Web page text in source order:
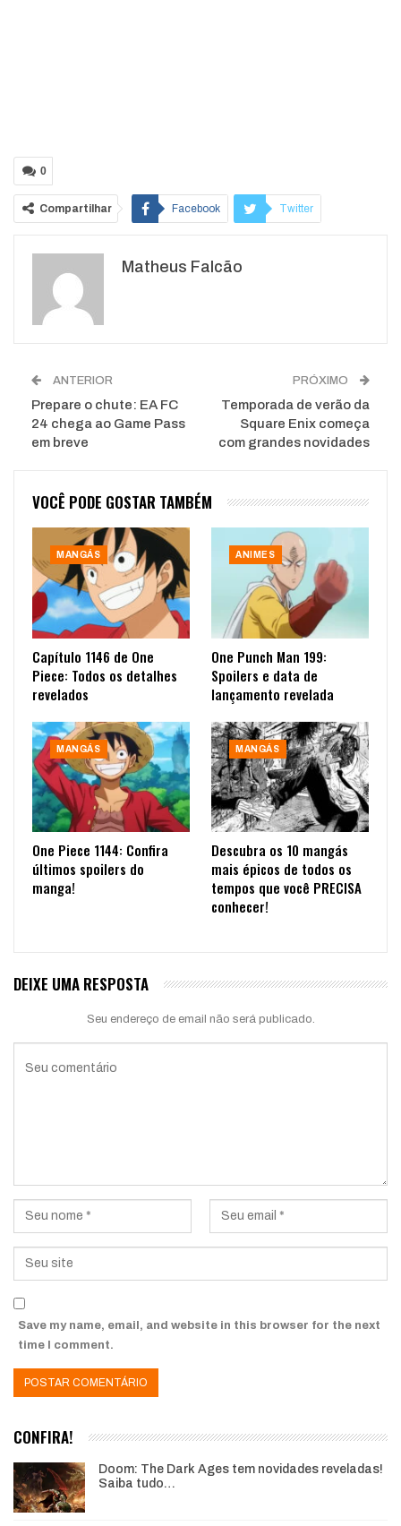
0
Compartilhar Facebook Twitter
WhatsApp
Matheus Falcão
ANTERIOR
Prepare o chute: EA FC
24 chega ao Game Pass
em breve
PRÓXIMO
Temporada de verão da
Square Enix começa
com grandes novidades
VOCÊ PODE GOSTAR TAMBÉM
MANGÁS
Capítulo 1146 de One
Piece: Todos os detalhes
revelados
ANIMES
One Punch Man 199:
Spoilers e data de
lançamento revelada
MANGÁS
One Piece 1144: Confira
últimos spoilers do
manga!
MANGÁS
Descubra os 10 mangás
mais épicos de todos os
tempos que você PRECISA
conhecer!
DEIXE UMA RESPOSTA
Seu endereço de email não será publicado.
Save my name, email, and website in this browser for the next
time I comment.
CONFIRA!
Doom: The Dark Ages tem novidades reveladas!
Saiba tudo…